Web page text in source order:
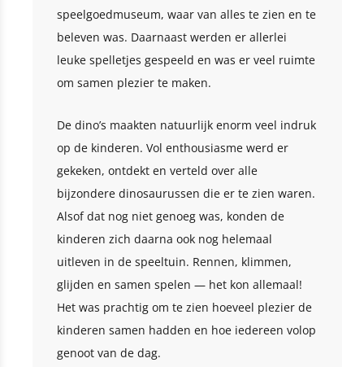
speelgoedmuseum, waar van alles te zien en te
beleven was. Daarnaast werden er allerlei
leuke spelletjes gespeeld en was er veel ruimte
om samen plezier te maken.
De dino’s maakten natuurlijk enorm veel indruk
op de kinderen. Vol enthousiasme werd er
gekeken, ontdekt en verteld over alle
bijzondere dinosaurussen die er te zien waren.
Alsof dat nog niet genoeg was, konden de
kinderen zich daarna ook nog helemaal
uitleven in de speeltuin. Rennen, klimmen,
glijden en samen spelen — het kon allemaal!
Het was prachtig om te zien hoeveel plezier de
kinderen samen hadden en hoe iedereen volop
genoot van de dag.